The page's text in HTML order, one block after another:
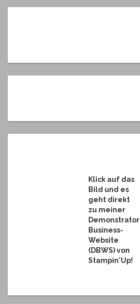
Klick auf das
Bild und es
geht direkt
zu meiner
Demonstrator
Business-
Website
(DBWS) von
Stampin'Up!